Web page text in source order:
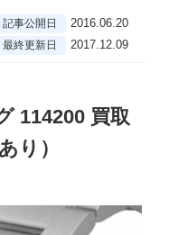
記事公開日 2016.06.20
最終更新日 2017.12.09
114200 買取
り）